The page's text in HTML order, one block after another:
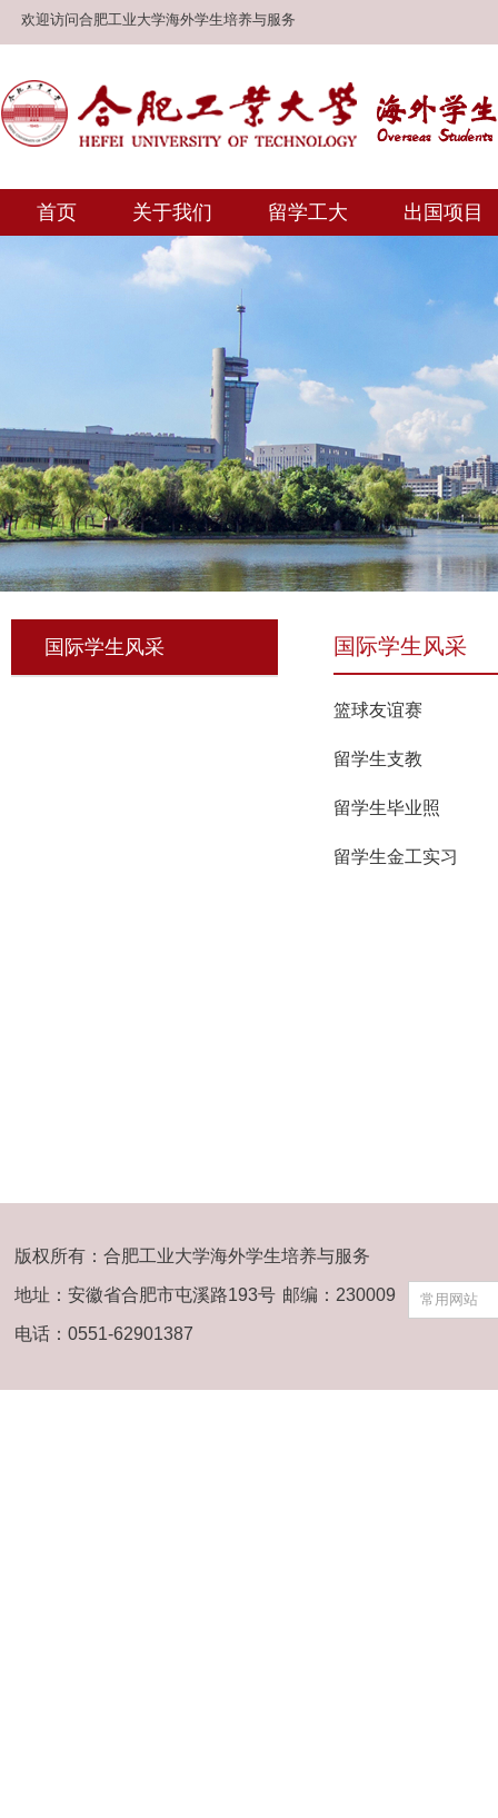
欢迎访问合肥工业大学海外学生培养与服务
首页 关于我们 留学工大 出国项目
国际学生风采 国际学生风采
篮球友谊赛
留学生支教
留学生毕业照
留学生金工实习
版权所有：合肥工业大学海外学生培养与服务
地址：安徽省合肥市屯溪路193号 邮编：230009
电话：0551-62901387
常用网站